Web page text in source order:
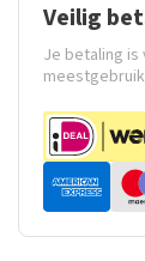
Veilig
Je betaling is